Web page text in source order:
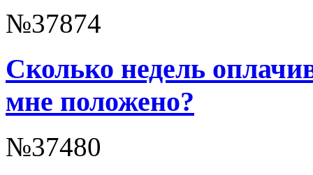
№37874
Сколько недель
мне положено?
№37480